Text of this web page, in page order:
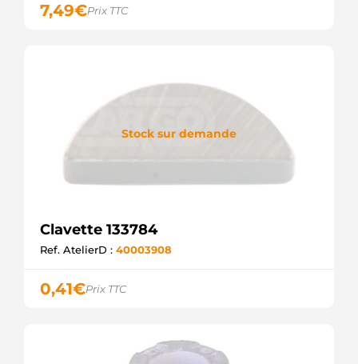
7,49€Prix TTC
Stock sur demande
Clavette 133784
Ref. AtelierD : 40003908
0,41€Prix TTC